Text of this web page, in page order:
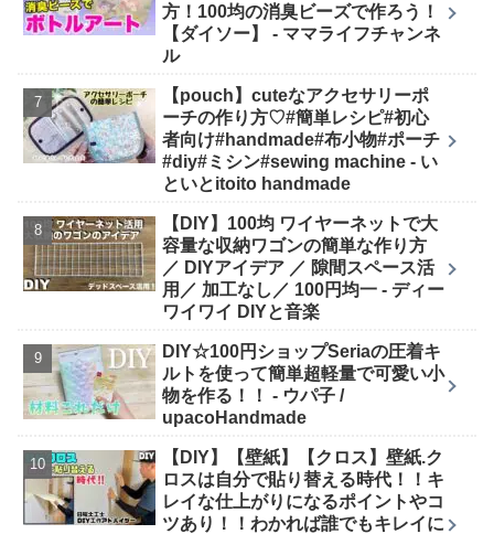
方！100均の消臭ビーズで作ろう！
【ダイソー】 - ママライフチャンネ
ル
【pouch】cuteなアクセサリーポ
ーチの作り方♡#簡単レシピ#初心
者向け#handmade#布小物#ポーチ
#diy#ミシン#sewing machine - い
といとitoito handmade
【DIY】100均 ワイヤーネットで大
容量な収納ワゴンの簡単な作り方
／ DIYアイデア ／ 隙間スペース活
用／ 加工なし／ 100円均一 - ディー
ワイワイ DIYと音楽
DIY☆100円ショップSeriaの圧着キ
ルトを使って簡単超軽量で可愛い小
物を作る！！ - ウパ子 /
upacoHandmade
【DIY】【壁紙】【クロス】壁紙.ク
ロスは自分で貼り替える時代！！キ
レイな仕上がりになるポイントやコ
ツあり！！わかれば誰でもキレイに